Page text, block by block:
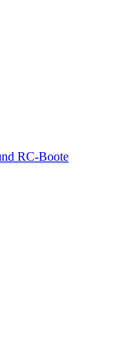
RC-Boote